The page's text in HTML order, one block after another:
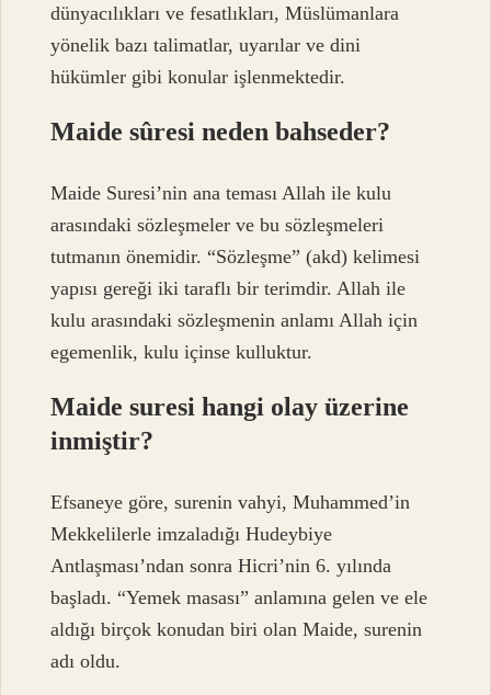
dünyacılıkları ve fesatlıkları, Müslümanlara
yönelik bazı talimatlar, uyarılar ve dini
hükümler gibi konular işlenmektedir.
Maide sûresi neden bahseder?
Maide Suresi’nin ana teması Allah ile kulu
arasındaki sözleşmeler ve bu sözleşmeleri
tutmanın önemidir. “Sözleşme” (akd) kelimesi
yapısı gereği iki taraflı bir terimdir. Allah ile
kulu arasındaki sözleşmenin anlamı Allah için
egemenlik, kulu içinse kulluktur.
Maide suresi hangi olay üzerine
inmiştir?
Efsaneye göre, surenin vahyi, Muhammed’in
Mekkelilerle imzaladığı Hudeybiye
Antlaşması’ndan sonra Hicri’nin 6. yılında
başladı. “Yemek masası” anlamına gelen ve ele
aldığı birçok konudan biri olan Maide, surenin
adı oldu.